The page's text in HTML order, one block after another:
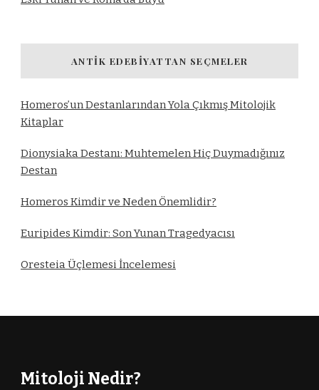
ANTIK EDEBIYATTAN SEÇMELER
Homeros’un Destanlarından Yola Çıkmış Mitolojik
Kitaplar
Dionysiaka Destanı: Muhtemelen Hiç Duymadığınız
Destan
Homeros Kimdir ve Neden Önemlidir?
Euripides Kimdir: Son Yunan Tragedyacısı
Oresteia Üçlemesi İncelemesi
Mitoloji Nedir?